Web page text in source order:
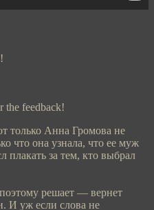
the feedback!
только Анна Громова не
что она узнала, что ее муж
за тем, кто выбрал
решает — вернет
И уж если слова не